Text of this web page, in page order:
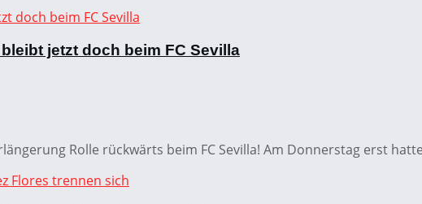
jetzt doch beim FC Sevilla
Rolle rückwärts beim FC Sevilla! Am Donnerstag erst